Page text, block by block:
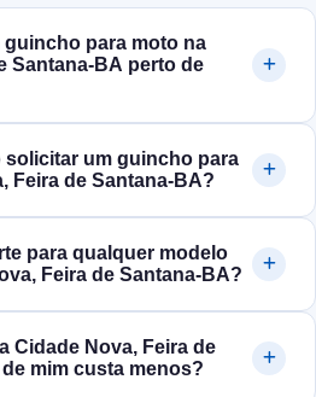
guincho para moto na
Santana‑BA perto de
solicitar um guincho para
Feira de Santana‑BA?
para qualquer modelo
Feira de Santana‑BA?
Cidade Nova, Feira de
mim custa menos?